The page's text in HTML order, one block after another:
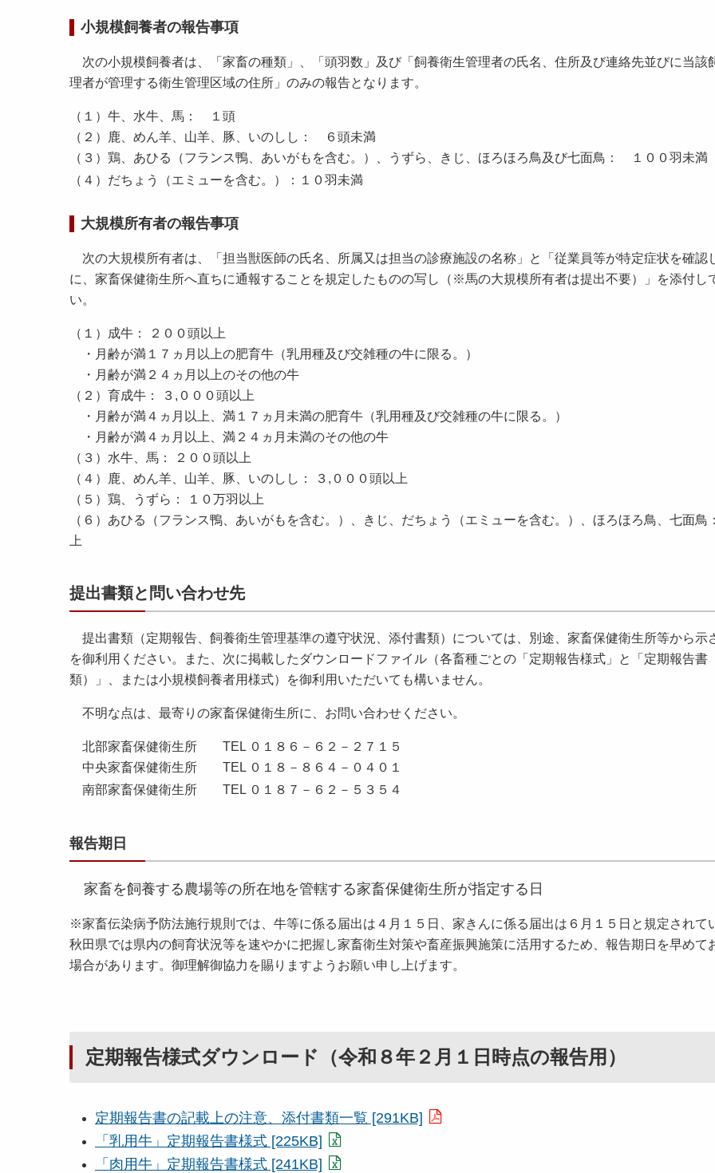
小規模飼養者の報告事項
次の小規模飼養者は、「家畜の種類」、「頭羽数」及び「飼養衛生管理者の氏名、住所及び連絡先並びに当該
理者が管理する衛生管理区域の住所」のみの報告となります。
（１）牛、水牛、馬： １頭
（２）鹿、めん羊、山羊、豚、いのしし： ６頭未満
（３）鶏、あひる（フランス鴨、あいがもを含む。）、うずら、きじ、ほろほろ鳥及び七面鳥： １００羽未満
（４）だちょう（エミューを含む。）：１０羽未満
大規模所有者の報告事項
次の大規模所有者は、「担当獣医師の氏名、所属又は担当の診療施設の名称」と「従業員等が特定症状を確認
に、家畜保健衛生所へ直ちに通報することを規定したものの写し（※馬の大規模所有者は提出不要）」を添付し
い。
（１）成牛： ２００頭以上
・月齢が満１７ヵ月以上の肥育牛（乳用種及び交雑種の牛に限る。）
・月齢が満２４ヵ月以上のその他の牛
（２）育成牛： ３,０００頭以上
・月齢が満４ヵ月以上、満１７ヵ月未満の肥育牛（乳用種及び交雑種の牛に限る。）
・月齢が満４ヵ月以上、満２４ヵ月未満のその他の牛
（３）水牛、馬： ２００頭以上
（４）鹿、めん羊、山羊、豚、いのしし： ３,０００頭以上
（５）鶏、うずら： １０万羽以上
（６）あひる（フランス鴨、あいがもを含む。）、きじ、だちょう（エミューを含む。）、ほろほろ鳥、七面鳥
上
提出書類と問い合わせ先
提出書類（定期報告、飼養衛生管理基準の遵守状況、添付書類）については、別途、家畜保健衛生所等から示
を御利用ください。また、次に掲載したダウンロードファイル（各畜種ごとの「定期報告様式」と「定期報告書
類）」、または小規模飼養者用様式）を御利用いただいても構いません。
不明な点は、最寄りの家畜保健衛生所に、お問い合わせください。
北部家畜保健衛生所 TEL ０１８６－６２－２７１５
中央家畜保健衛生所 TEL ０１８－８６４－０４０１
南部家畜保健衛生所 TEL ０１８７－６２－５３５４
報告期日
家畜を飼養する農場等の所在地を管轄する家畜保健衛生所が指定する日
※家畜伝染病予防法施行規則では、牛等に係る届出は４月１５日、家きんに係る届出は６月１５日と規定されて
秋田県では県内の飼育状況等を速やかに把握し家畜衛生対策や畜産振興施策に活用するため、報告期日を早めて
場合があります。御理解御協力を賜りますようお願い申し上げます。
定期報告様式ダウンロード（令和８年２月１日時点の報告用）
定期報告書の記載上の注意、添付書類一覧 [291KB]
「乳用牛」定期報告書様式 [225KB]
「肉用牛」定期報告書様式 [241KB]